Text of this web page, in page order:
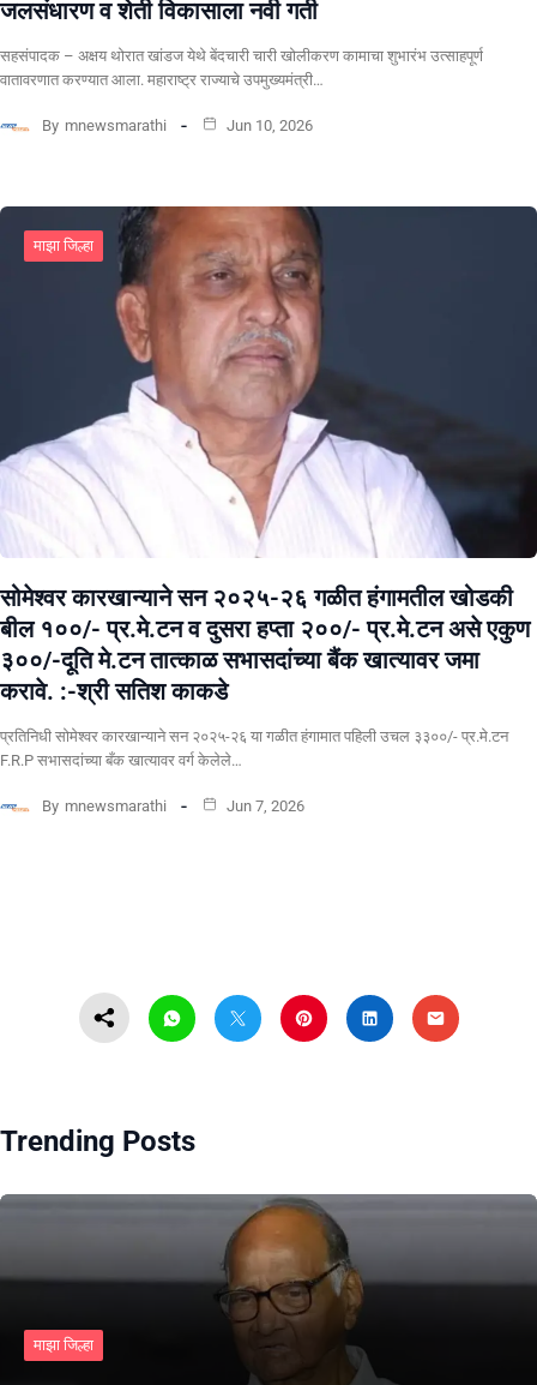
जलसंधारण व शेती विकासाला नवी गती
सहसंपादक – अक्षय थोरात खांडज येथे बेंदचारी चारी खोलीकरण कामाचा शुभारंभ उत्साहपूर्ण
वातावरणात करण्यात आला. महाराष्ट्र राज्याचे उपमुख्यमंत्री…
By mnewsmarathi Jun 10, 2026
माझा जिल्हा
सोमेश्वर कारखान्याने सन २०२५-२६ गळीत हंगामतील खोडकी
बील १००/- प्र.मे.टन व दुसरा हप्ता २००/- प्र.मे.टन असे एकुण
३००/-दूति मे.टन तात्काळ सभासदांच्या बैंक खात्यावर जमा
करावे. :-श्री सतिश काकडे
प्रतिनिधी सोमेश्वर कारखान्याने सन २०२५-२६ या गळीत हंगामात पहिली उचल ३३००/- प्र.मे.टन
F.R.P सभासदांच्या बँक खात्यावर वर्ग केलेले…
By mnewsmarathi Jun 7, 2026
Trending Posts
माझा जिल्हा